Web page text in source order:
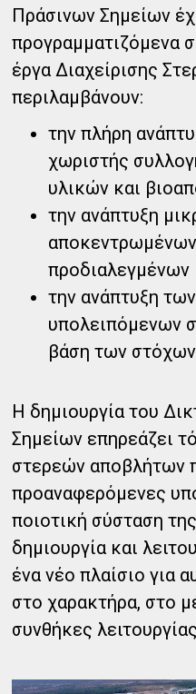
Πράσινων Σημείων
προγραμματιζόμενα
έργα Διαχείρισης
περιλαμβάνουν:
την πλήρη
χωριστής
υλικών και
την ανάπτυξη
την ανάπτυξη
υπολειπόμενων
βάση των
Η δημιουργία του
Σημείων επηρεάζει
στερεών αποβλήτων
προαναφερόμενες
ποιοτική σύσταση
δημιουργία και
ένα νέο πλαίσιο για
στο χαρακτήρα, στο
συνθήκες